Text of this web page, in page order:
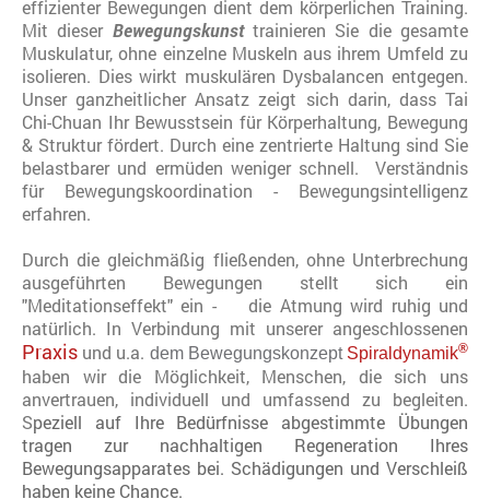
effizienter Bewegungen dient dem körperlichen Training.
Mit dieser Bewegungskunsttrainieren Sie die gesamte
Muskulatur, ohne einzelne Muskeln aus ihrem Umfeld zu
isolieren. Dies wirkt muskulären Dysbalancen entgegen.
Unser ganzheitlicher Ansatz zeigt sich darin, dass Tai
Chi-Chuan Ihr Bewusstsein für Körperhaltung, Bewegung
& Struktur fördert. Durch eine zentrierte Haltung sind Sie
belastbarer und ermüden weniger schnell. Verständnis
für Bewegungskoordination - Bewegungsintelligenz
erfahren.
Durch die gleichmäßig fließenden, ohne Unterbrechung
ausgeführten Bewegungen stellt sich ein
"Meditationseffekt" ein - die Atmung wird ruhig und
natürlich. In Verbindung mit unserer angeschlossenen
Praxis und u.a. dem Bewegungskonzept Spiraldynamik®
haben wir die Möglichkeit, Menschen, die sich uns
anvertrauen, individuell und umfassend zu begleiten.
Speziell auf Ihre Bedürfnisse abgestimmte Übungen
tragen zur nachhaltigen Regeneration Ihres
Bewegungsapparates bei. Schädigungen und Verschleiß
haben keine Chance.